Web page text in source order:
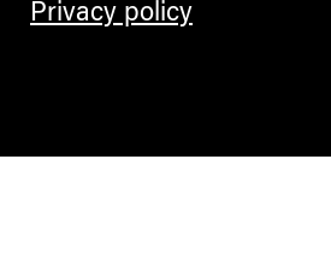
Privacy policy